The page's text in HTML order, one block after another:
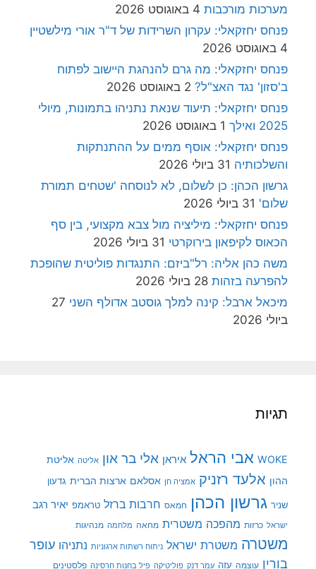
מערכות מורכבות 4 באוגוסט 2026
פנחס יחזקאלי: עקרון השרידות של ד"ר אורי מילשטיין
4 באוגוסט 2026
פנחס יחזקאלי: מה גרם להנהגת היישוב לפתוח
ב'סזון' נגד האצ"ל? 2 באוגוסט 2026
פנחס יחזקאלי: תיעוד שנאת נתניהו בתמונות, מיולי
2025 ואילך
1 באוגוסט 2026
פנחס יחזקאלי: אוסף ממים על ההתנתקות
והשלכותיה 31 ביולי 2026
גרשון הכהן: כן לשלום, לא לנוסחה 'שטחים תמורת
שלום' 31 ביולי 2026
פנחס יחזקאלי: מיליציה מול צבא מקצועי, בין סף
הכאוס לקיפאון בירוקרטי 31 ביולי 2026
משה כהן אליה: רל"ביזם: התנגדות פוליטית שהופכת
להפרעה בזהות 28 ביולי 2026
מיכאל ארבל: קינה למלך גוסטב אדולף השני 27
ביולי 2026
תגיות
WOKE אבי הראל איראן אלי בר און אליטה אליטת
ההון אלעד רזניק אמציה חן אסלאם ארצות הברית גדעון
שניר גרשון הכהן חמאס חרבות ברזל טראמפ יאיר רגב
ישראל כרזות מהפכה משטרית מחאה מלחמה מנהיגות
משטרה משטרת ישראל ניתוח רשתות ארגוניות נתניהו עופר
בורין עוצמה עזה עמר דנק פוליטיקה פיל בחנות חרסינה פלסטינים